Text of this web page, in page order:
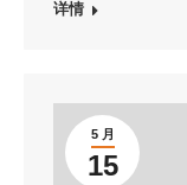
详情
5 月
15